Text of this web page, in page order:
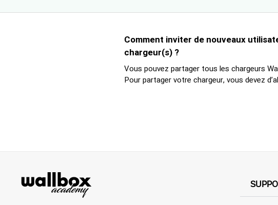
Comment inviter de nouveaux
chargeur(s) ?
Vous pouvez partager tous les chargeurs
Pour partager votre chargeur, vous devez